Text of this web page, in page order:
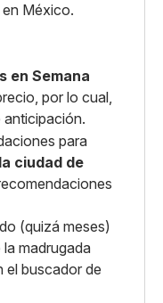
México.
en Semana
por lo cual,
anticipación.
para
ciudad de
(quizá meses)
madrugada
el buscador de